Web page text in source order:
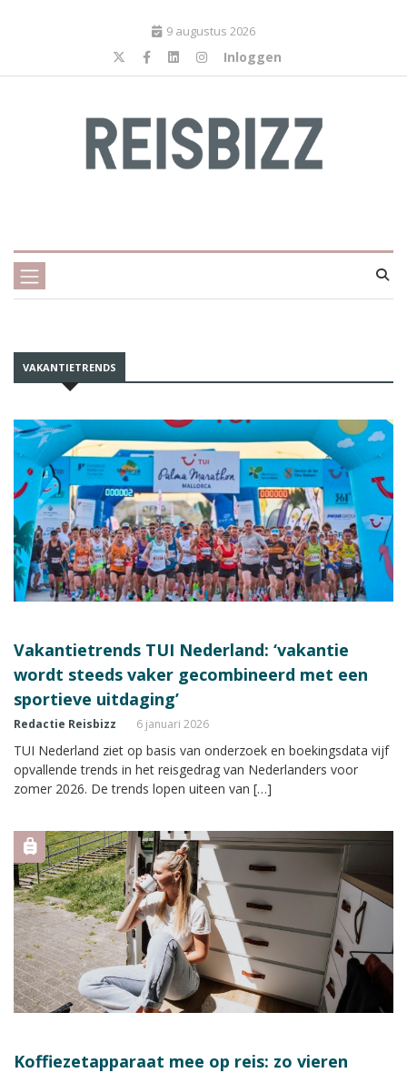
9 augustus 2026
Inloggen
VAKANTIETRENDS
Vakantietrends TUI Nederland: ‘vakantie
wordt steeds vaker gecombineerd met een
sportieve uitdaging’
Redactie Reisbizz 6 januari 2026
TUI Nederland ziet op basis van onderzoek en boekingsdata vijf
opvallende trends in het reisgedrag van Nederlanders voor
zomer 2026. De trends lopen uiteen van […]
Koffiezetapparaat mee op reis: zo vieren